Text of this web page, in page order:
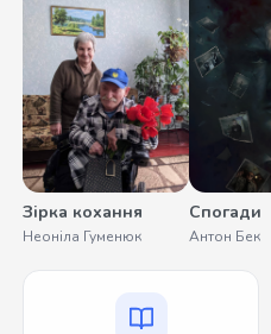
Зірка кохання
Неоніла Гуменюк
Спогади
Антон Бек